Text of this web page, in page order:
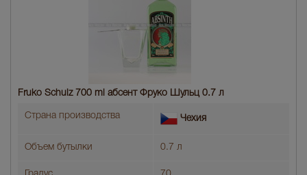
Fruko Schulz 700 ml абсент Фруко Шульц 0.7 л
Страна производства Чехия
Объем бутылки 0.7 л